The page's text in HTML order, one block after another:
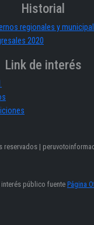
Historial
regionales y
2020
Link de interés
|
público fuente Página